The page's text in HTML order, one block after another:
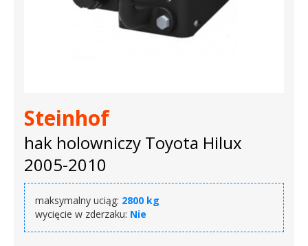
Steinhof
hak holowniczy Toyota Hilux
2005-2010
maksymalny uciąg: 2800 kg
wycięcie w zderzaku: Nie